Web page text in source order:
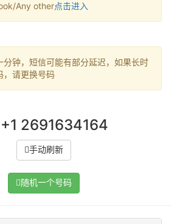
Any other点击进入
分钟，短信可能有部分延迟，如果长时
，请更换号码
2691634164
手动刷新
随机一个号码